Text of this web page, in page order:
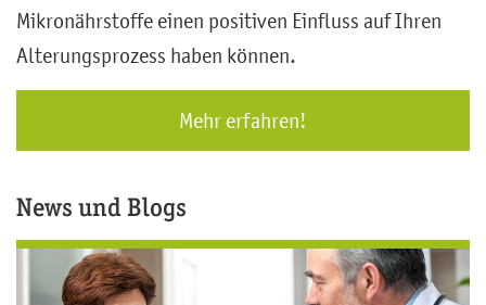
Mikronährstoffe einen positiven Einfluss auf Ihren
Alterungsprozess haben können.
Mehr erfahren!
News und Blogs